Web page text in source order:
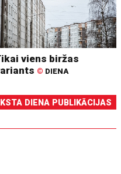
viens biržas
© DIENA
DIENA PUBLIKĀCIJAS